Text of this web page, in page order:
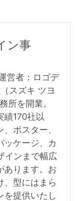
ン事
営者：ロゴデ
スズキ ツヨ
所を開業。
績170社以
、ポスター、
ッケージ、カ
インまで幅広
あります。お
、型にはまら
を提供いたし